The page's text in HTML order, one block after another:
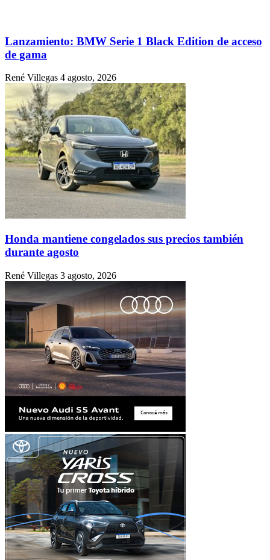
Lanzamiento: BMW Serie 1 Black Edition de acceso
de gama
René Villegas 4 agosto, 2026
Honda mantiene congelados sus precios también
durante agosto
René Villegas 3 agosto, 2026